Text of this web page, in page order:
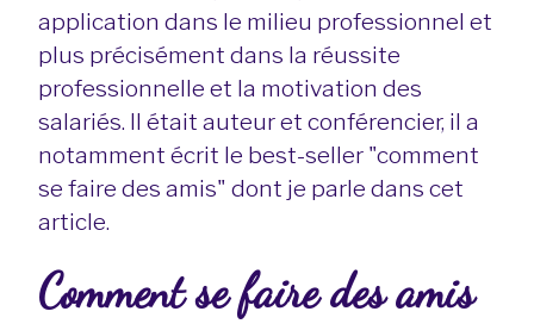
application dans le milieu professionnel et
plus précisément dans la réussite
professionnelle et la motivation des
salariés. Il était auteur et conférencier, il a
notamment écrit le best-seller "comment
se faire des amis" dont je parle dans cet
article.
Comment se faire des amis